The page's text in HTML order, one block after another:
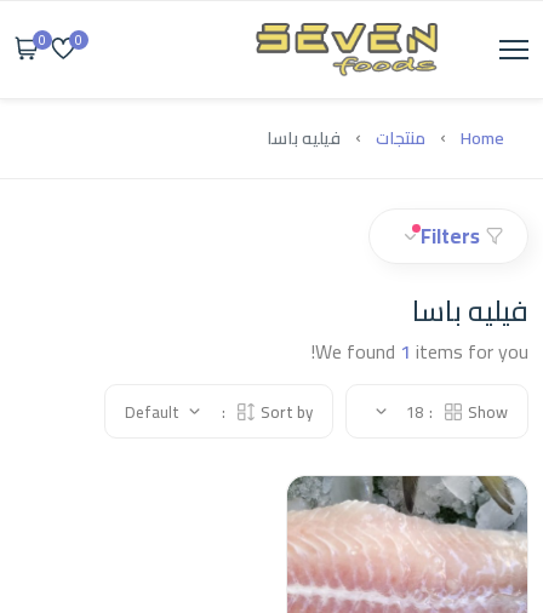
0
0
Home منتجات فيليه باسا
Filters
فيليه باسا
We found 1 items for you!
Show:
18
Sort by:
Default